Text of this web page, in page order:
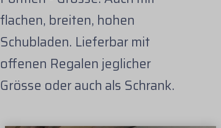
flachen, breiten, hohen
Schubladen. Lieferbar mit
offenen Regalen jeglicher
Grösse oder auch als Schrank.